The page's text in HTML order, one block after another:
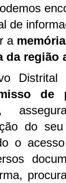
de
a
da região
de
,
do
o